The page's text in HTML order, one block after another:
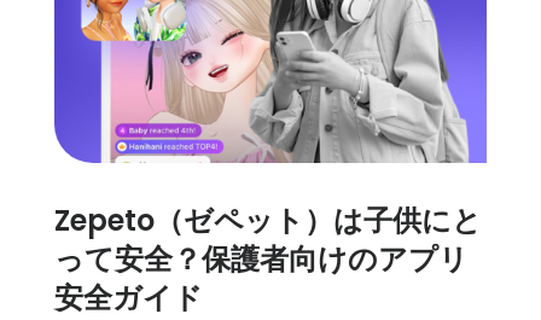
Zepeto（ゼペット）は子供にと
って安全？保護者向けのアプリ
安全ガイド